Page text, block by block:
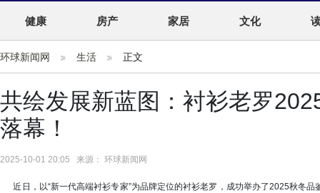
健康 房产 家居 文化
环球新闻网 生活 正文
共绘发展新蓝图：衬衫老罗
落幕！
2025-10-01 20:05 来源： 环球新闻网
近日，以“新一代高端衬衫专家”为品牌定位的衬衫老罗，成功举办了2025秋冬